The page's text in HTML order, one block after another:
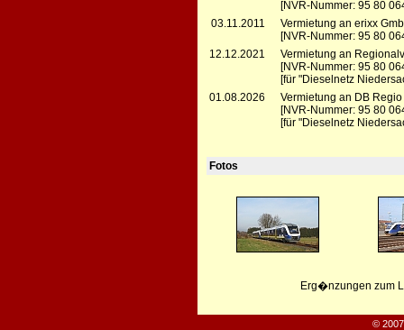
[NVR-Nummer: 95 80
03.11.2011
Vermietung an erixx
[NVR-Nummer: 95 80
12.12.2021
Vermietung an
[NVR-Nummer: 95 80
[für "Dieselnetz
01.08.2026
Vermietung an DB
[NVR-Nummer: 95 80
[für "Dieselnetz
Fotos
Erg�nzungen zum
©